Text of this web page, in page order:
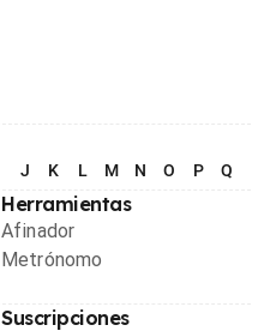
J K L M N O P Q
Herramientas
Afinador
Metrónomo
Suscripciones